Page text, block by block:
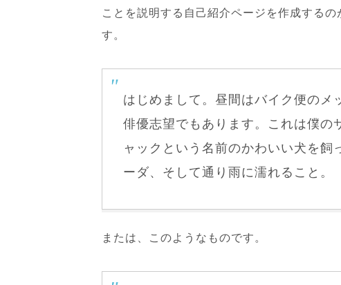
ことを説明する自己紹介ページを作成する
す。
はじめまして。昼間はバイク便のメ
俳優志望でもあります。これは僕の
ャックという名前のかわいい犬を飼
ーダ、そして通り雨に濡れること。
または、このようなものです。